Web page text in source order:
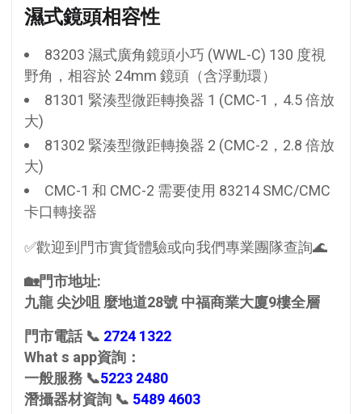
濕式鏡頭相容性
83203 濕式廣角鏡頭小巧 (WWL-C) 130 度視
野角，相容於 24mm 鏡頭（含浮動環）
81301 緊湊型微距轉換器 1 (CMC-1，4.5 倍放
大)
81302 緊湊型微距轉換器 2 (CMC-2，2.8 倍放
大)
CMC-1 和 CMC-2 需要使用 83214 SMC/CMC
卡口轉接器
✅歡迎到門市實貨體驗或向我們專業團隊查詢🌊
🏡門市地址:
九龍 尖沙咀 麼地道28號 中福商業大廈9樓全層
門市電話 📞 2724 1322
What s app資詢：
一般服務 📞5223 2480
潛攝器材資詢 📞 5489 4603